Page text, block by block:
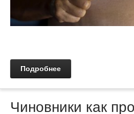
Подробнее
Чиновники как